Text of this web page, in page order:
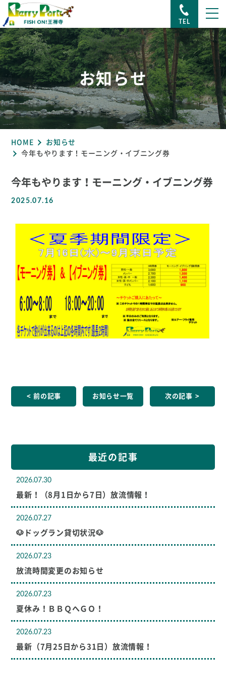
TEL
お知らせ
HOME
お知らせ
今年もやります！モーニング・イブニング券
今年もやります！モーニング・イブニング券
2025.07.16
前の記事 お知らせ一覧 次の記事
最近の記事
2026.07.30
最新！（8月1日から7日）放流情報！
2026.07.27
🐶ドッグラン貸切状況🐶
2026.07.23
放流時間変更のお知らせ
2026.07.23
夏休み！ＢＢＱへＧＯ！
2026.07.23
最新（7月25日から31日）放流情報！